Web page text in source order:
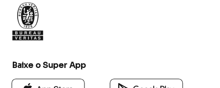
Baixe o Super App